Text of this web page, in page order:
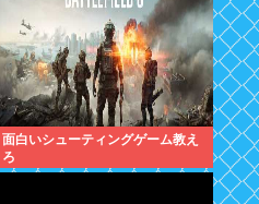
面白いシューティングゲーム教え
ろ